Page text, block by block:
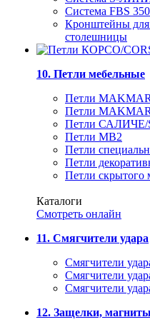
Система FBS
Кронштейны для
столешницы
10. Петли мебельные
Петли
Петли
Петли САЛИЧЕ/
Петли MB2
Петли
Петли
Петли скрытого
Каталоги
Смотреть онлайн
11. Смягчители удара
Смягчители
Смягчители
Cмягчители
12. Защелки, магниты